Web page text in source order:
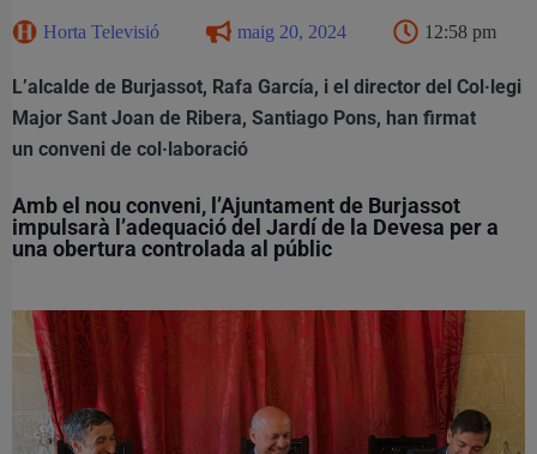
Horta Televisió maig 20, 2024 12:58 pm
L’alcalde de Burjassot, Rafa García, i el director del Col·legi
Major Sant Joan de Ribera, Santiago Pons, han firmat
un conveni de col·laboració
Amb el nou conveni, l’Ajuntament de Burjassot
impulsarà l’adequació del Jardí de la Devesa per a
una obertura controlada al públic